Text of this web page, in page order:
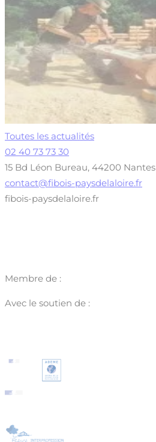
Toutes les actualités
02 40 73 73 30
15 Bd Léon Bureau, 44200 Nantes
contact@fibois-paysdelaloire.fr
fibois-paysdelaloire.fr
Membre de :
Avec le soutien de :